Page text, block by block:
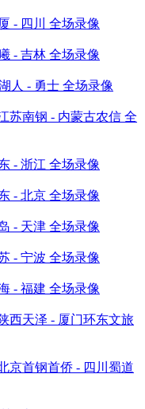
- 四川 全场录像
- 吉林 全场录像
人 - 勇士 全场录像
苏南钢 - 内蒙古农信 全
- 浙江 全场录像
- 北京 全场录像
- 天津 全场录像
- 宁波 全场录像
- 福建 全场录像
西天泽 - 厦门环东文旅
京首钢首侨 - 四川蜀道